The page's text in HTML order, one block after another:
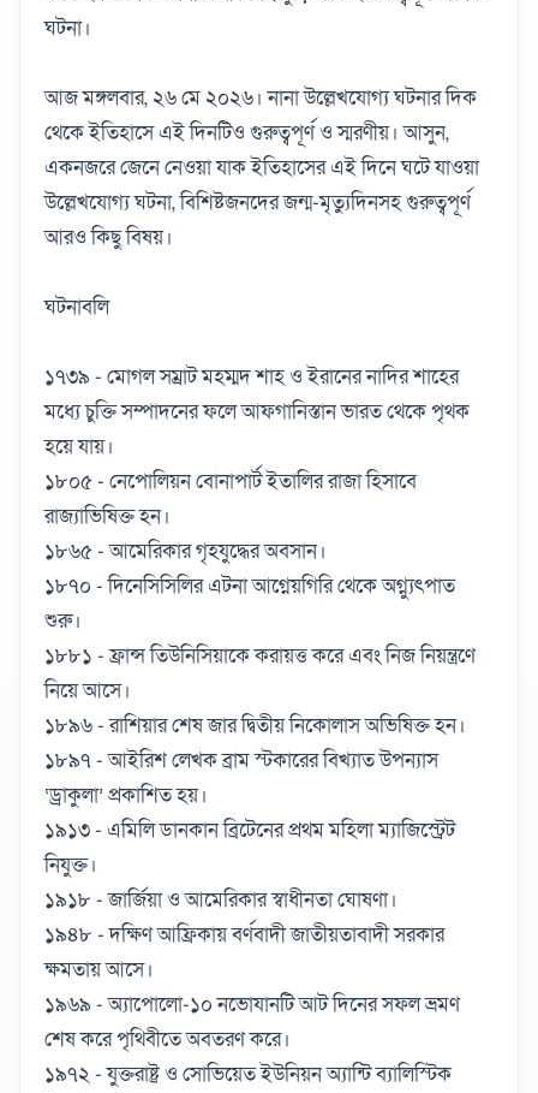
ঘটনা।
আজ মঙ্গলবার, ২৬ মে ২০২৬। নানা উল্লেখযোগ্য ঘটনার দিক
থেকে ইতিহাসে এই দিনটিও গুরুত্বপূর্ণ ও স্মরণীয়। আসুন,
একনজরে জেনে নেওয়া যাক ইতিহাসের এই দিনে ঘটে যাওয়া
উল্লেখযোগ্য ঘটনা, বিশিষ্টজনদের জন্ম-মৃত্যুদিনসহ গুরুত্বপূর্ণ
আরও কিছু বিষয়।
ঘটনাবলি
১৭৩৯ - মোগল সম্রাট মহম্মদ শাহ ও ইরানের নাদির শাহের
মধ্যে চুক্তি সম্পাদনের ফলে আফগানিস্তান ভারত থেকে পৃথক
হয়ে যায়।
১৮০৫ - নেপোলিয়ন বোনাপার্ট ইতালির রাজা হিসাবে
রাজ্যাভিষিক্ত হন।
১৮৬৫ - আমেরিকার গৃহযুদ্ধের অবসান।
১৮৭০ - দিনেসিসিলির এটনা আগ্নেয়গিরি থেকে অগ্ন্যুৎপাত
শুরু।
১৮৮১ - ফ্রান্স তিউনিসিয়াকে করায়ত্ত করে এবং নিজ নিয়ন্ত্রণে
নিয়ে আসে।
১৮৯৬ - রাশিয়ার শেষ জার দ্বিতীয় নিকোলাস অভিষিক্ত হন।
১৮৯৭ - আইরিশ লেখক ব্রাম স্টকারের বিখ্যাত উপন্যাস
‘ড্রাকুলা’ প্রকাশিত হয়।
১৯১৩ - এমিলি ডানকান ব্রিটেনের প্রথম মহিলা ম্যাজিস্ট্রেট
নিযুক্ত।
১৯১৮ - জার্জিয়া ও আমেরিকার স্বাধীনতা ঘোষণা।
১৯৪৮ - দক্ষিণ আফ্রিকায় বর্ণবাদী জাতীয়তাবাদী সরকার
ক্ষমতায় আসে।
১৯৬৯ - অ্যাপোলো-১০ নভোযানটি আট দিনের সফল ভ্রমণ
শেষ করে পৃথিবীতে অবতরণ করে।
১৯৭২ - যুক্তরাষ্ট্র ও সোভিয়েত ইউনিয়ন অ্যান্টি ব্যালিস্টিক